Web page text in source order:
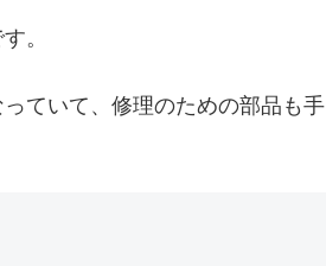
。
ていて、修理のための部品も手